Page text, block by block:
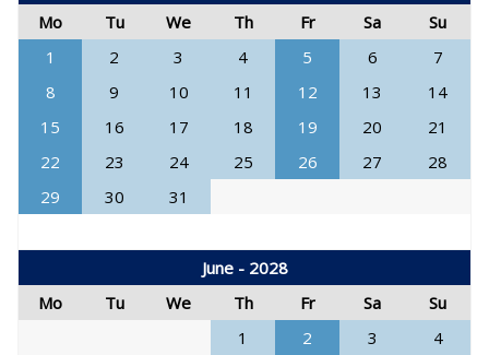
Mo
Tu We Th Fr Sa
Su
1
2 3 4 5 6
7
8
9 10 11 12 13
14
15
16 17 18 19 20
21
22
23 24 25 26 27
28
29
30 31
June - 2028
Mo
Tu We Th Fr Sa
Su
1
2 3 4